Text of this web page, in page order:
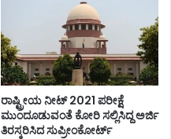
ರಾಷ್ಟ್ರೀಯ ನೀಟ್ 2021 ಪರೀಕ್ಷೆ
ಮುಂದೂಡುವಂತೆ ಕೋರಿ ಸಲ್ಲಿಸಿದ್ದ ಅರ್ಜಿ
ತಿರಸ್ಕರಿಸಿದ ಸುಪ್ರೀಂಕೋರ್ಟ್